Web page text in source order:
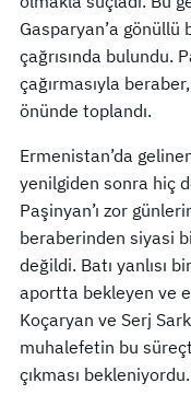
Gasparyan’a gönüllü
çağrısında bulundu.
çağırmasıyla
önünde toplandı.
Ermenistan’da
yenilgiden sonra hiç
Paşinyan’ı zor
beraberinden siyasi
değildi. Batı yanlısı
aportta bekleyen ve
Koçaryan ve Serj
muhalefetin bu
çıkması bekleniyordu.